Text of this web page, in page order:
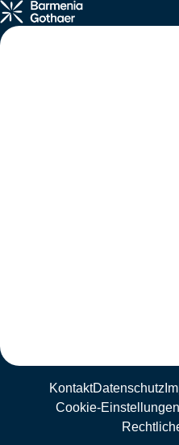
KontaktDatenschutz
Cookie-Einstellungen